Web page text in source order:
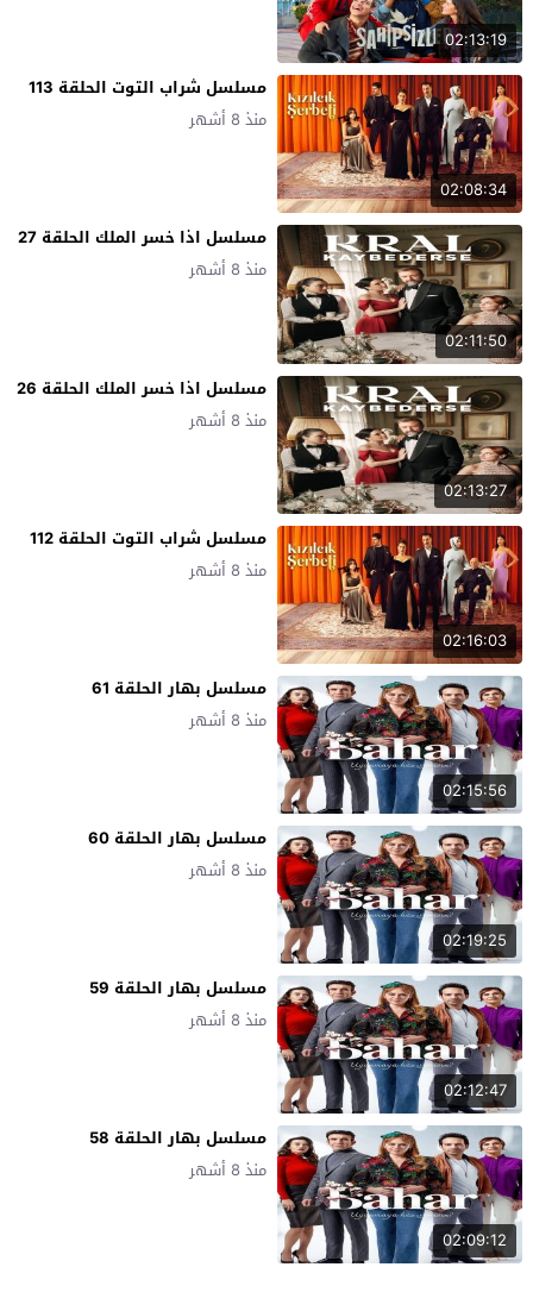
02:13:19
02:08:34
مسلسل شراب التوت الحلقة 113
منذ 8 أشهر
02:11:50
مسلسل اذا خسر الملك الحلقة 27
منذ 8 أشهر
02:13:27
مسلسل اذا خسر الملك الحلقة 26
منذ 8 أشهر
02:16:03
مسلسل شراب التوت الحلقة 112
منذ 8 أشهر
02:15:56
مسلسل بهار الحلقة 61
منذ 8 أشهر
02:19:25
مسلسل بهار الحلقة 60
منذ 8 أشهر
02:12:47
مسلسل بهار الحلقة 59
منذ 8 أشهر
02:09:12
مسلسل بهار الحلقة 58
منذ 8 أشهر